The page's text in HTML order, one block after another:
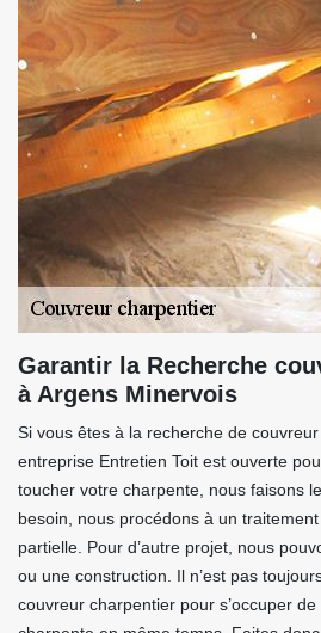
Garantir la Recherche
à Argens Minervois
Si vous êtes à la recherche de
entreprise Entretien Toit est ouverte
toucher votre charpente, nous faisons
besoin, nous procédons à un
partielle. Pour d’autre projet, nous
ou une construction. Il n’est pas
couvreur charpentier pour s’occuper